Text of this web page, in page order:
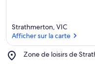
Strathmerton, VIC
Afficher sur la carte
Zone de loisirs de
Place,